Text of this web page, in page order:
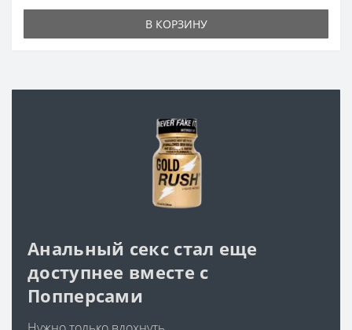
В КОРЗИНУ
Анальный секс стал еще
доступнее вместе с
Попперсами